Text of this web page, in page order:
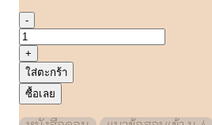
-
+
ใส่ตะกร้า
ซื้อเลย